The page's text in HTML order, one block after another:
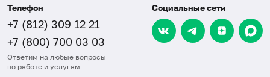
Телефон
+7 (812) 309 12 21
+7 (800) 700 03 03
Ответим на любые вопросы
по работе и услугам
Социальные сети